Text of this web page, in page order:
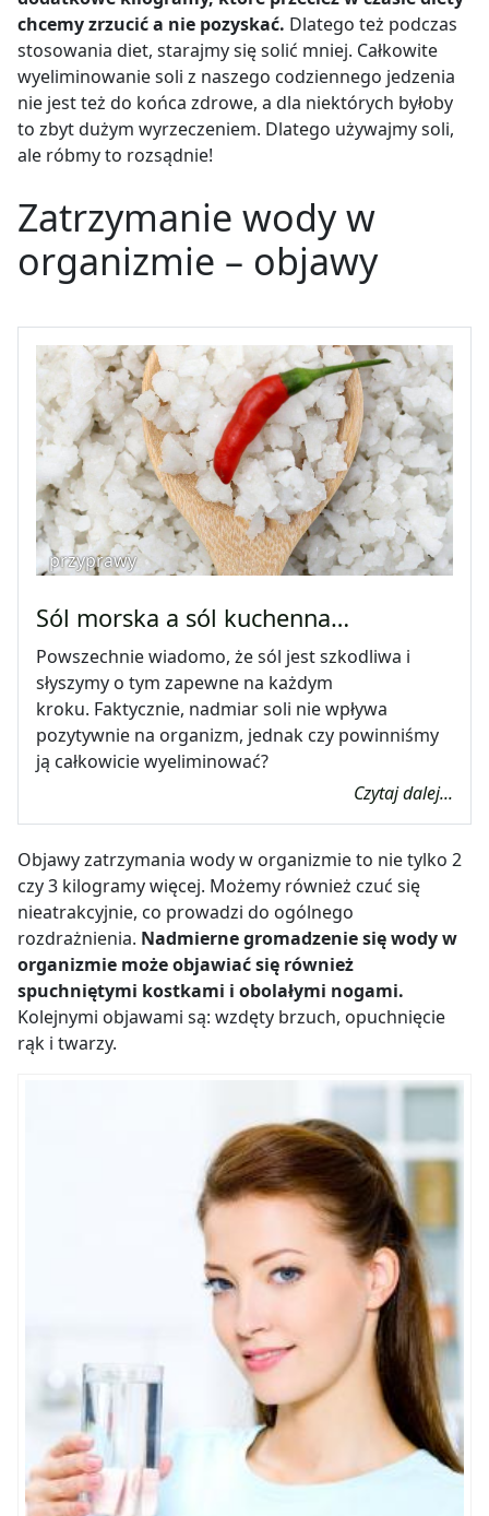
chcemy zrzucić a nie pozyskać. Dlatego też podczas
stosowania diet, starajmy się solić mniej. Całkowite
wyeliminowanie soli z naszego codziennego jedzenia
nie jest też do końca zdrowe, a dla niektórych byłoby
to zbyt dużym wyrzeczeniem. Dlatego używajmy soli,
ale róbmy to rozsądnie!
Zatrzymanie wody w
organizmie – objawy
przyprawy
Sól morska a sól kuchenna…
Powszechnie wiadomo, że sól jest szkodliwa i
słyszymy o tym zapewne na każdym
kroku. Faktycznie, nadmiar soli nie wpływa
pozytywnie na organizm, jednak czy powinniśmy
ją całkowicie wyeliminować?
Czytaj dalej...
Objawy zatrzymania wody w organizmie to nie tylko 2
czy 3 kilogramy więcej. Możemy również czuć się
nieatrakcyjnie, co prowadzi do ogólnego
rozdrażnienia. Nadmierne gromadzenie się wody w
organizmie może objawiać się również
spuchniętymi kostkami i obolałymi nogami.
Kolejnymi objawami są: wzdęty brzuch, opuchnięcie
rąk i twarzy.